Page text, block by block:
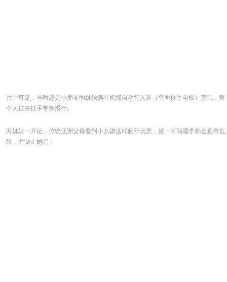
片中可见，当时还是小朋友的姊妹俩在机场自动行人道（平面扶手电梯）旁玩，整
个人挂在扶手带旁滑行。
两姊妹一齐玩，传统亚洲父母看到小女孩这样爬行玩耍，第一时间通常都会觉得危
险，并制止她们；